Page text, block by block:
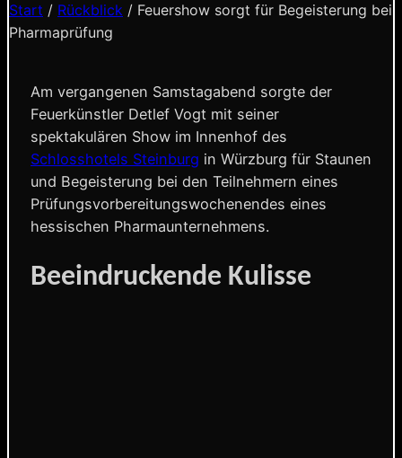
Start / Rückblick / Feuershow sorgt für Begeisterung bei
Pharmaprüfung
Am vergangenen Samstagabend sorgte der
Feuerkünstler Detlef Vogt mit seiner
spektakulären Show im Innenhof des
Schlosshotels Steinburg in Würzburg für Staunen
und Begeisterung bei den Teilnehmern eines
Prüfungsvorbereitungswochenendes eines
hessischen Pharmaunternehmens.
Beeindruckende Kulisse